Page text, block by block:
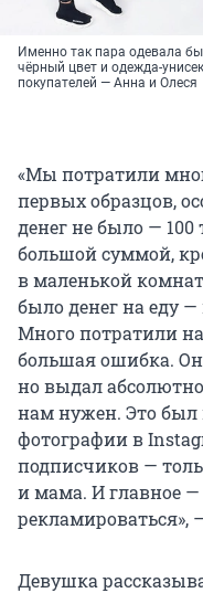
Именно так пара одевала
чёрный цвет и одежда-
покупателей — Анна и Олеся
«Мы потратили
первых образцов,
денег не было —
большой суммой,
в маленькой
было денег на еду
Много потратили
большая ошибка.
но выдал
нам нужен. Это
фотографии в
подписчиков —
и мама. И главное
рекламироваться»,
Девушка